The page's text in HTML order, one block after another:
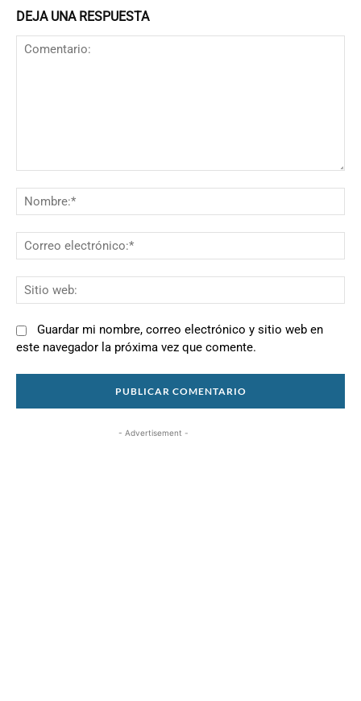
DEJA UNA RESPUESTA
Guardar mi nombre, correo electrónico y sitio web en
este navegador la próxima vez que comente.
- Advertisement -